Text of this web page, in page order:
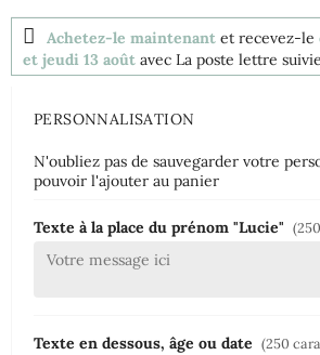
Achetez-le maintenant et recevez-le
et jeudi 13 août avec La poste lettre suivie
PERSONNALISATION
N'oubliez pas de sauvegarder votre
pouvoir l'ajouter au panier
Texte à la place du prénom "Lucie"
Texte en dessous, âge ou date (250